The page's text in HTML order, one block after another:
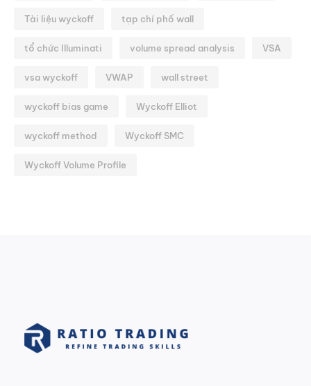
Tài liệu wyckoff tạp chí phố wall
tổ chức Illuminati volume spread analysis VSA
vsa wyckoff VWAP wall street
wyckoff bias game Wyckoff Elliot
wyckoff method Wyckoff SMC
Wyckoff Volume Profile